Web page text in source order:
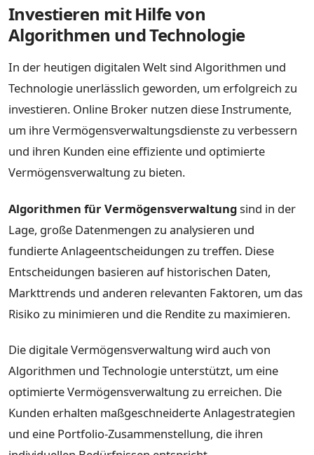
Investieren mit Hilfe von
Algorithmen und Technologie
In der heutigen digitalen Welt sind Algorithmen und
Technologie unerlässlich geworden, um erfolgreich zu
investieren. Online Broker nutzen diese Instrumente,
um ihre Vermögensverwaltungsdienste zu verbessern
und ihren Kunden eine effiziente und optimierte
Vermögensverwaltung zu bieten.
Algorithmen für Vermögensverwaltungsind in der
Lage, große Datenmengen zu analysieren und
fundierte Anlageentscheidungen zu treffen. Diese
Entscheidungen basieren auf historischen Daten,
Markttrends und anderen relevanten Faktoren, um das
Risiko zu minimieren und die Rendite zu maximieren.
Die digitale Vermögensverwaltung wird auch von
Algorithmen und Technologie unterstützt, um eine
optimierte Vermögensverwaltung zu erreichen. Die
Kunden erhalten maßgeschneiderte Anlagestrategien
und eine Portfolio-Zusammenstellung, die ihren